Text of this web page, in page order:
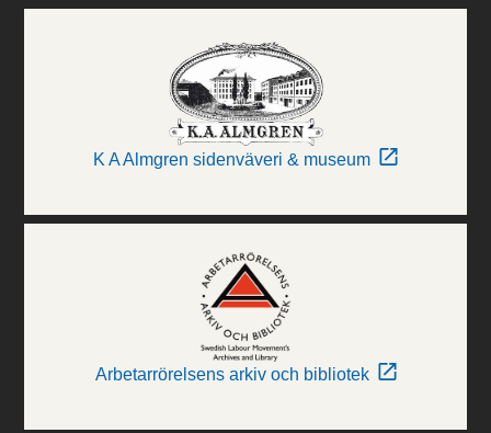
K A Almgren sidenväveri & museum
Arbetarrörelsens arkiv och bibliotek